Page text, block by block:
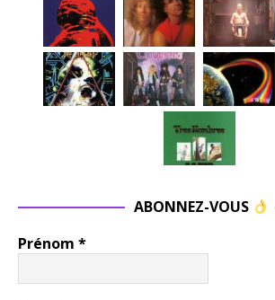
ABONNEZ-VOUS
Prénom *